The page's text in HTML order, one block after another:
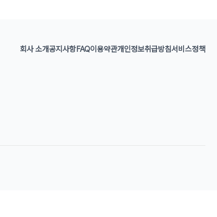
회사 소개공지사항FAQ이용약관개인정보취급방침서비스정책